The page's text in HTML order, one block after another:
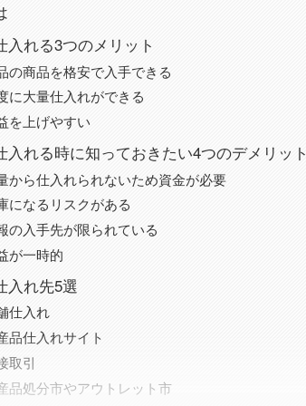
入れる3つのメリット
の商品を格安で入手できる
に大量仕入れができる
を上げやすい
入れる時に知っておきたい4つのデメリット
から仕入れられないため資金が必要
になるリスクがある
の入手先が限られている
が一時的
入れ先5選
仕入れ
品仕入れサイト
取引
品処分市やアウトレット市